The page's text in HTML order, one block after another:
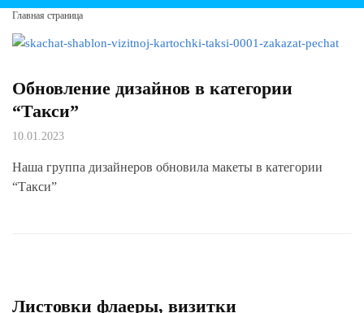
Главная страница
Обновление дизайнов в категории
“Такси”
10.01.2023
Наша группа дизайнеров обновила макеты в категории
“Такси”
Листовки флаеры, визитки